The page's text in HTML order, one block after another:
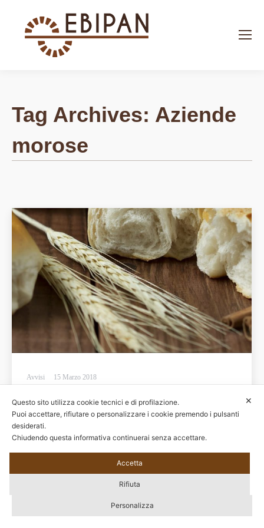
Search:
Tag Archives: Aziende
morose
Avvisi 15 Marzo 2018
© 2020 Tutti i diritti riservati – EBIPAN - C.F. 97628650588 | Sede Legale: Via
Alessandria, 159/D 00198 Roma | Sede Operativa: Via G.B. Morgagni, 33 00161
Privacy Policy|Modifica il consenso
✕
Questo sito utilizza cookie tecnici e di profilazione.
Puoi accettare, rifiutare o personalizzare i cookie premendo i pulsanti
desiderati.
Chiudendo questa informativa continuerai senza accettare.
Accetta
Rifiuta
Personalizza